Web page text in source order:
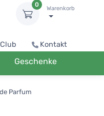
0
Warenkorb
Kontakt
Geschenke
Parfum